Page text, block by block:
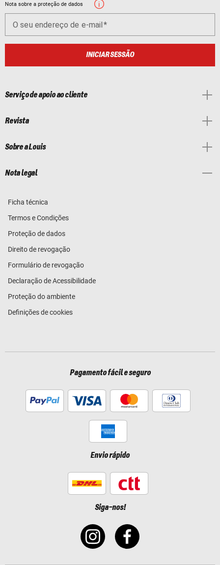
Nota sobre a proteção de dados
O seu endereço de e-mail
INICIAR SESSÃO
Serviço de apoio ao cliente
Revista
Sobre a Louis
Nota legal
Ficha técnica
Termos e Condições
Proteção de dados
Direito de revogação
Formulário de revogação
Declaração de Acessibilidade
Proteção do ambiente
Definições de cookies
Pagamento fácil e seguro
Envio rápido
Siga-nos!